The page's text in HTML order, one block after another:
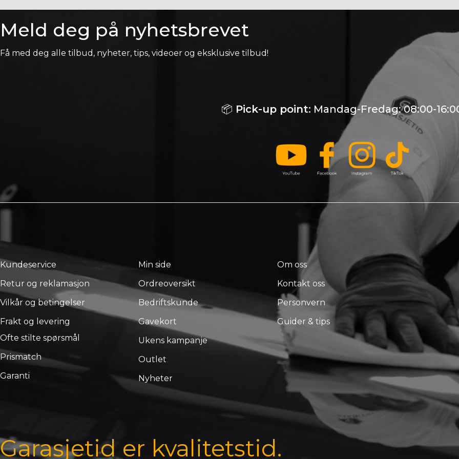
Meld deg på nyhetsbrevet
Få med deg alle tilbud, nyheter, tips, videoer og eksklusive tilbud!
📦 Pick-up point: Mandag-Fredag: 08:00-
Kundeservice
Retur og reklamasjon
Vilkår og betingelser
Frakt og levering
Ofte stilte spørsmål
Prismatch
Garanti
Min side
Ordreoversikt
Bedriftskunde
Gavekort
Ukens kampanje
Outlet
Nyheter
Om oss
Kontakt oss
Personvern
Guider & tips
Garasjetid er kvalitetstid.